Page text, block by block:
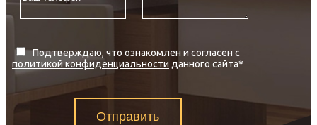
Подтверждаю, что ознакомлен и согласен с
политикой конфиденциальности данного сайта*
Отправить